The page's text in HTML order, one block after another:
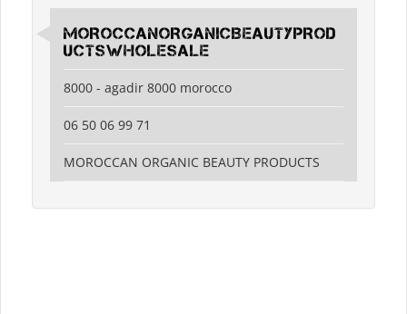
MOROCCANORGANICBEAUTYPROD
UCTSWHOLESALE
8000 - agadir 8000 morocco
06 50 06 99 71
MOROCCAN ORGANIC BEAUTY PRODUCTS